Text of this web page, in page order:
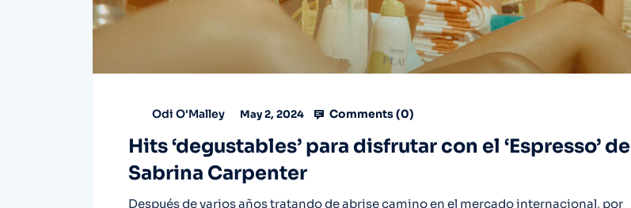
Odi O'Malley May 2, 2024 Comments (0)
Hits ‘degustables’ para disfrutar con el ‘Espresso’ de
Sabrina Carpenter
Después de varios años tratando de abrise camino en el mercado internacional, por